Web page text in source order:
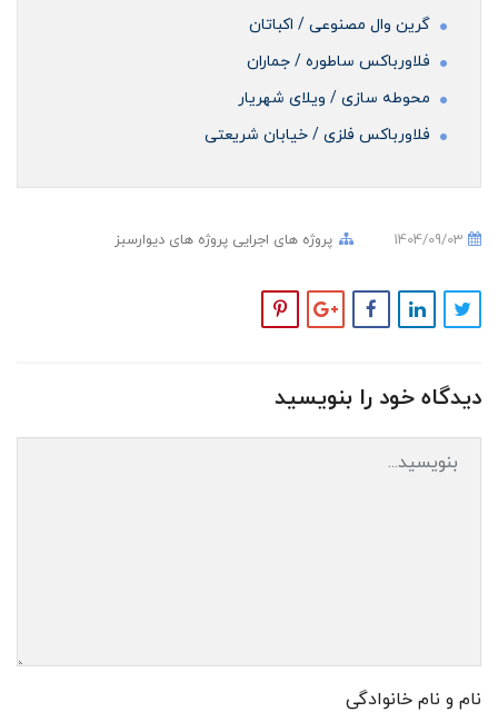
گرین وال مصنوعی / اکباتان
فلاورباکس ساطوره / جماران
محوطه سازی / ویلای شهریار
فلاورباکس فلزی / خیابان شریعتی
پروژه های اجرایی پروژه های دیوارسبز
دیدگاه خود را بنویسید
نام و نام خانوادگی